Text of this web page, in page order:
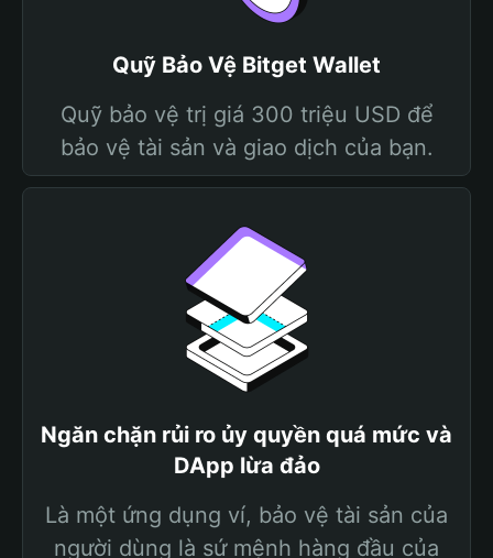
Quỹ Bảo Vệ Bitget Wallet
Quỹ bảo vệ trị giá 300 triệu USD để
bảo vệ tài sản và giao dịch của bạn.
Ngăn chặn rủi ro ủy quyền quá mức và
DApp lừa đảo
Là một ứng dụng ví, bảo vệ tài sản của
người dùng là sứ mệnh hàng đầu của